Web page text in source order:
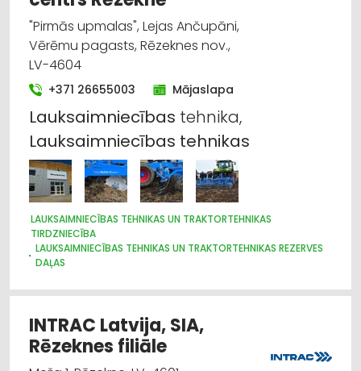
Iekraušanas un izkraušanas tehnika
Mežkopības un mežizstrādes tehnika
Auto remonts, apkope
Celtniecības tehnika un iekārtas; tirdzniecība,
serviss
Kravas auto, apkope un rezerves daļas
Auto rezerves daļu tirdzniecība
"Pirmās upmalas", Lejas Ančupāni,
Vērēmu pagasts, Rēzeknes nov.,
LV-4604
+371 26655003 Mājaslapa
Lauksaimniecības tehnika,
Lauksaimniecības tehnikas
LAUKSAIMNIECĪBAS TEHNIKAS UN TRAKTORTEHNIKAS
TIRDZNIECĪBA
LAUKSAIMNIECĪBAS TEHNIKAS UN TRAKTORTEHNIKAS REZERVES
DAĻAS
LABOŠANA, REMONTS
IEKRAUŠANAS UN IZKRAUŠANAS TEHNIKA
MEŽKOPĪBAS UN MEŽIZSTRĀDES TEHNIKA
INTRAC Latvija, SIA,
Rēzeknes filiāle